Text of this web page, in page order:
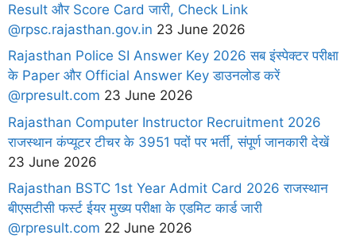
Result और Score Card जारी, Check Link
@rpsc.rajasthan.gov.in 23 June 2026
Rajasthan Police SI Answer Key 2026 सब इंस्पेक्टर परीक्षा
के Paper और Official Answer Key डाउनलोड करें
@rpresult.com 23 June 2026
Rajasthan Computer Instructor Recruitment 2026
राजस्थान कंप्यूटर टीचर के 3951 पदों पर भर्ती, संपूर्ण जानकारी देखें
23 June 2026
Rajasthan BSTC 1st Year Admit Card 2026 राजस्थान
बीएसटीसी फर्स्ट ईयर मुख्य परीक्षा के एडमिट कार्ड जारी
@rpresult.com 22 June 2026